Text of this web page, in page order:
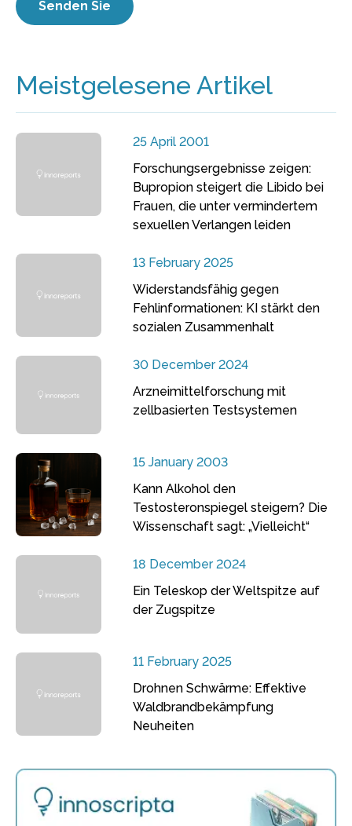
Meistgelesene Artikel
25 April 2001
Forschungsergebnisse zeigen:
Bupropion steigert die Libido bei
Frauen, die unter vermindertem
sexuellen Verlangen leiden
13 February 2025
Widerstandsfähig gegen
Fehlinformationen: KI stärkt den
sozialen Zusammenhalt
30 December 2024
Arzneimittelforschung mit
zellbasierten Testsystemen
15 January 2003
Kann Alkohol den
Testosteronspiegel steigern? Die
Wissenschaft sagt: „Vielleicht“
18 December 2024
Ein Teleskop der Weltspitze auf
der Zugspitze
11 February 2025
Drohnen Schwärme: Effektive
Waldbrandbekämpfung
Neuheiten